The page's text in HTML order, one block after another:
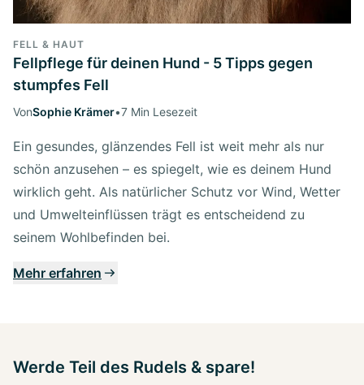
FELL & HAUT
Fellpflege für deinen Hund - 5 Tipps gegen
stumpfes Fell
VonSophie Krämer•7 Min Lesezeit
Ein gesundes, glänzendes Fell ist weit mehr als nur
schön anzusehen – es spiegelt, wie es deinem Hund
wirklich geht. Als natürlicher Schutz vor Wind, Wetter
und Umwelteinflüssen trägt es entscheidend zu
seinem Wohlbefinden bei.
Mehr erfahren
Werde Teil des Rudels & spare!